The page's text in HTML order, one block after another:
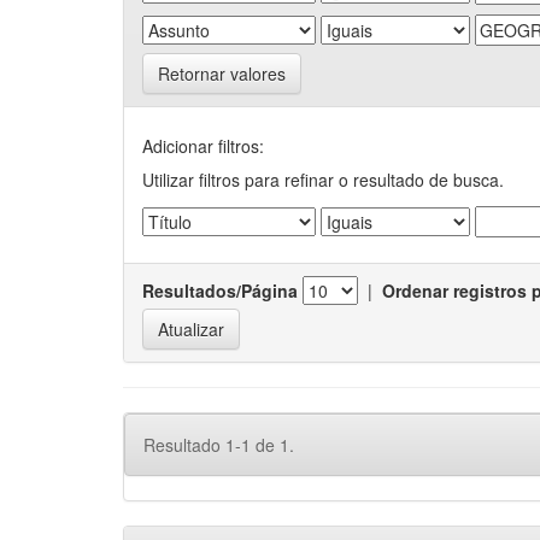
Retornar valores
Adicionar filtros:
Utilizar filtros para refinar o resultado de busca.
Resultados/Página | Ordenar registros
Resultado 1-1 de 1.